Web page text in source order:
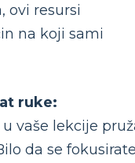
ovi resursi
na koji sami
ruke:
vaše lekcije
da se